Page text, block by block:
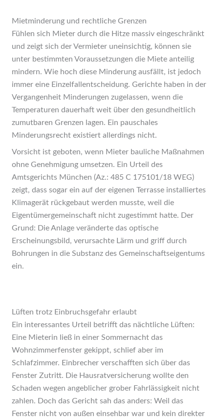
Mietminderung und rechtliche Grenzen
Fühlen sich Mieter durch die Hitze massiv eingeschränkt
und zeigt sich der Vermieter uneinsichtig, können sie
unter bestimmten Voraussetzungen die Miete anteilig
mindern. Wie hoch diese Minderung ausfällt, ist jedoch
immer eine Einzelfallentscheidung. Gerichte haben in der
Vergangenheit Minderungen zugelassen, wenn die
Temperaturen dauerhaft weit über den gesundheitlich
zumutbaren Grenzen lagen. Ein pauschales
Minderungsrecht existiert allerdings nicht.
Vorsicht ist geboten, wenn Mieter bauliche Maßnahmen
ohne Genehmigung umsetzen. Ein Urteil des
Amtsgerichts München (Az.: 485 C 175101/18 WEG)
zeigt, dass sogar ein auf der eigenen Terrasse installiertes
Klimagerät rückgebaut werden musste, weil die
Eigentümergemeinschaft nicht zugestimmt hatte. Der
Grund: Die Anlage veränderte das optische
Erscheinungsbild, verursachte Lärm und griff durch
Bohrungen in die Substanz des Gemeinschaftseigentums
ein.
Lüften trotz Einbruchsgefahr erlaubt
Ein interessantes Urteil betrifft das nächtliche Lüften:
Eine Mieterin ließ in einer Sommernacht das
Wohnzimmerfenster gekippt, schlief aber im
Schlafzimmer. Einbrecher verschafften sich über das
Fenster Zutritt. Die Hausratversicherung wollte den
Schaden wegen angeblicher grober Fahrlässigkeit nicht
zahlen. Doch das Gericht sah das anders: Weil das
Fenster nicht von außen einsehbar war und kein direkter